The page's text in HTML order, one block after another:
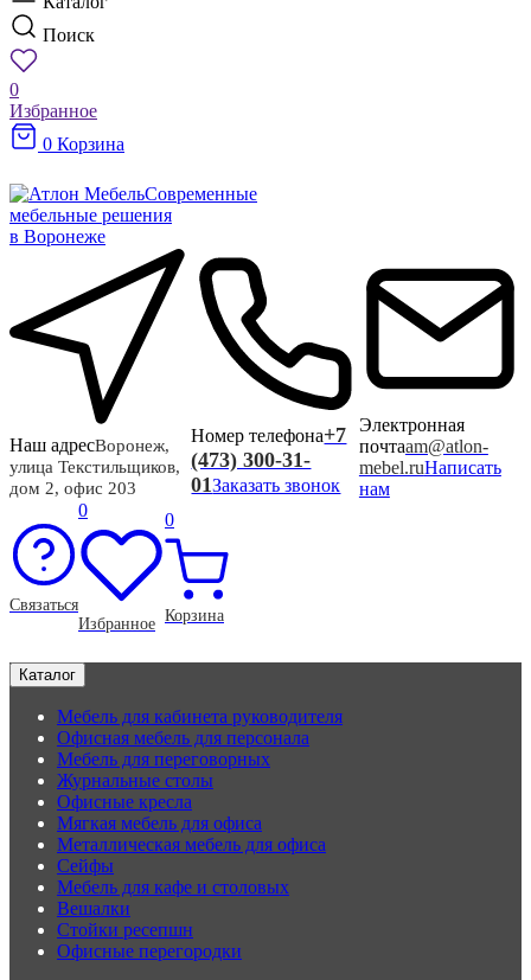
Поиск
0
Избранное
0 Корзина
Современные
мебельные решения
в Воронеже
Наш адресВоронеж,
улица Текстильщиков,
дом 2, офис 203
Номер телефона+7
(473) 300-31-
01Заказать звонок
Электронная
почтаam@atlon-
mebel.ruНаписать
нам
Связаться
0
Избранное
0
Корзина
Каталог
Мебель для кабинета руководителя
Офисная мебель для персонала
Мебель для переговорных
Журнальные столы
Офисные кресла
Мягкая мебель для офиса
Металлическая мебель для офиса
Сейфы
Мебель для кафе и столовых
Вешалки
Стойки ресепшн
Офисные перегородки